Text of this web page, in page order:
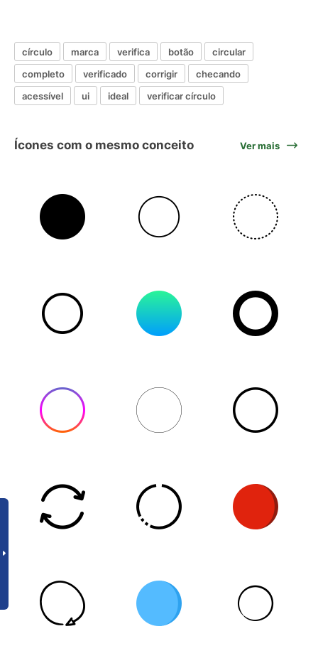
círculo marca verifica botão
circular
completo
verificado corrigir
checando
acessível
ui ideal verificar círculo
Ícones com o mesmo conceito Ver mais